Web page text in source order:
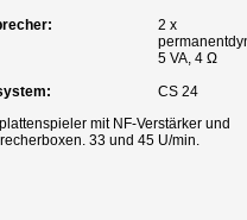
2 x
5 VA, 4 Ω
CS 24
mit NF-Verstärker und
33 und 45 U/min.